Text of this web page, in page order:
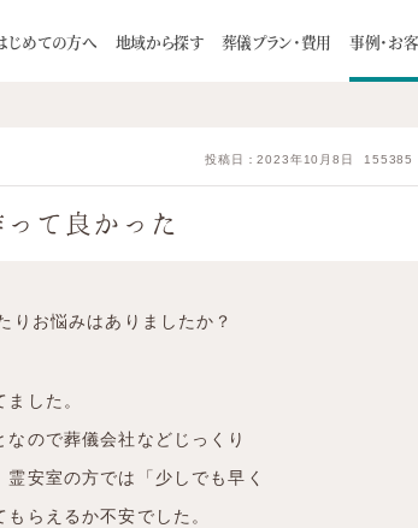
じめての方へ
よくある質問
地域から探す
南区
石狩市
葬儀プラン・費用 事例・お
声 令和5年5月ウィズハウス南郷 スライドショ
投稿日：2023年10月8日 155385
て良かった
りお悩みはありましたか？
した。
ので葬儀会社などじっくり
安室の方では「少しでも早く
らえるか不安でした。